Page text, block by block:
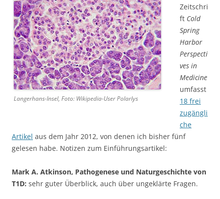
Langerhans-Insel, Foto: Wikipedia-User Polarlys
Zeitschri
ft Cold
Spring
Harbor
Perspecti
ves in
Medicine
umfasst
18 frei
zugängli
che
Artikel aus dem Jahr 2012, von denen ich bisher fünf
gelesen habe. Notizen zum Einführungsartikel:
Mark A. Atkinson, Pathogenese und Naturgeschichte von
T1D: sehr guter Überblick, auch über ungeklärte Fragen.